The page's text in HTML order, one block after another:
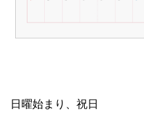
日曜始まり、祝日